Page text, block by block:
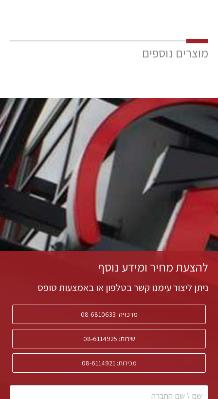
מוצרים נוספים
להצעת מחיר ומידע נוסף
ניתן ליצור עימנו קשר בטלפון או באמצעות טופס
מרכזיה: 08-6810633
שירות: 08-6114925
מכירות: 08-6114921